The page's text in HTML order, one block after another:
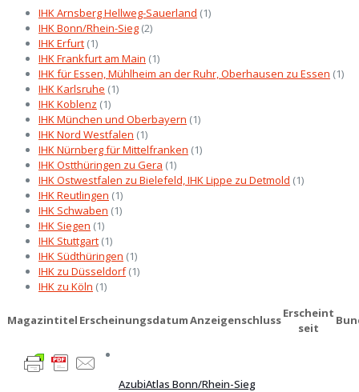
IHK Arnsberg Hellweg-Sauerland (1)
IHK Bonn/Rhein-Sieg (2)
IHK Erfurt (1)
IHK Frankfurt am Main (1)
IHK für Essen, Mühlheim an der Ruhr, Oberhausen zu Essen (1)
IHK Karlsruhe (1)
IHK Koblenz (1)
IHK München und Oberbayern (1)
IHK Nord Westfalen (1)
IHK Nürnberg für Mittelfranken (1)
IHK Ostthüringen zu Gera (1)
IHK Ostwestfalen zu Bielefeld, IHK Lippe zu Detmold (1)
IHK Reutlingen (1)
IHK Schwaben (1)
IHK Siegen (1)
IHK Stuttgart (1)
IHK Südthüringen (1)
IHK zu Düsseldorf (1)
IHK zu Köln (1)
Magazintitel ErscheinungsdatumAnzeigenschlussErscheint
seit
AzubiAtlas Bonn/Rhein-Sieg